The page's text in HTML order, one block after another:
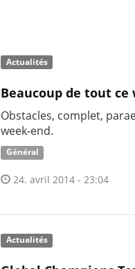
Actualités
Beaucoup de tout ce
Obstacles, complet,
week-end.
Général
24. avril 2014 - 23:04
Actualités